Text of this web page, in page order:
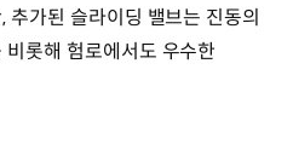
가된 슬라이딩 밸브는 진동의
롯해 험로에서도 우수한